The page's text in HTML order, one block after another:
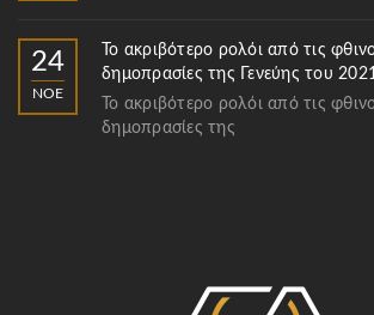
24
ΝΟΈ
Το ακριβότερο ρολόι από τις
δημοπρασίες της Γενεύης του
Το ακριβότερο ρολόι από τις
δημοπρασίες της